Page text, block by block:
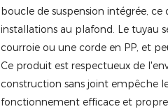
boucle de suspension intégrée,
installations au plafond. Le tuyau
courroie ou une corde en PP, et
Ce produit est respectueux de
construction sans joint empêche
fonctionnement efficace et